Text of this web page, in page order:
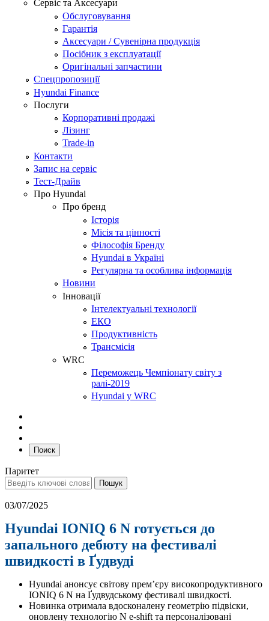
Сервіс та Аксесуари
Обслуговування
Гарантія
Аксесуари / Сувенірна продукція
Посібник з експлуатації
Оригінальні запчастини
Спецпропозиції
Hyundai Finance
Послуги
Корпоративні продажі
Лізинг
Trade-in
Контакти
Запис на сервіс
Тест-Драйв
Про Hyundai
Про бренд
Історія
Місія та цінності
Філософія Бренду
Hyundai в Україні
Регулярна та особлива інформація
Новини
Інновації
Інтелектуальні технології
ЕКО
Продуктивність
Трансмісія
WRC
Переможець Чемпіонату світу з
ралі-2019
Hyundai у WRC
Поиск
Паритет
03/07/2025
Hyundai IONIQ 6 N готується до
запального дебюту на фестивалі
швидкості в Ґудвуді
Hyundai анонсує світову премʼєру високопродуктивного
IONIQ 6 N на Ґудвудському фестивалі швидкості.
Новинка отримала вдосконалену геометрію підвіски,
оновлену технологію N e-shift та персоналізовані